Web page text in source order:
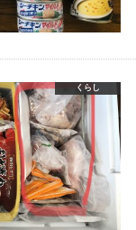
くらし